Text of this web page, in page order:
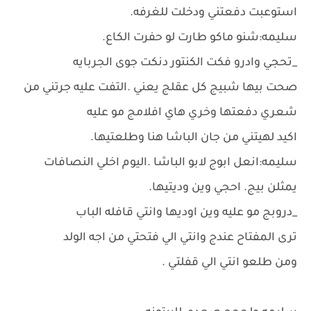
استوعبت دفعتني ودخلت للغرفه.
سليمه:شنو ماكو طارت لو حفرت الكاع.
_تحجي وادرو فكت الكنتور دنكت جوى الجربايه
صحت بيها شبيج كل عقلج يعني .التفت عليه جرتني من
شعري دفعتها وخري هاي افلامج مو عليه
اكيد لهيتني من جان الباشا هنا وطلعتيها.
سليمه:انعل ابوج لابو الباشا .اليوم اخلي النصافات
يمثلن بيج. احجي وين وديتيها.
_دروبج مو عليه وين اوديها وانتي قافله الباب
ترى المفتاح عندج وانتي الي فتحتي من اجه الولد
ومن طلعو انتي الي قفلتي .